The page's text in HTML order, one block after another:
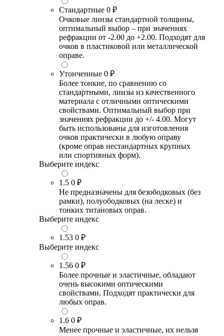
Стандартные 0 ₽
Очковые линзы стандартной толщины,
оптимальный выбор – при значениях
рефракции от -2.00 до +2.00. Подходят для
очков в пластиковой или металлической
оправе.
Утонченные 0 ₽
Более тонкие, по сравнению со
стандартными, линзы из качественного
материала с отличными оптическими
свойствами. Оптимальный выбор при
значениях рефракции до +/- 4.00. Могут
быть использованы для изготовления
очков практически в любую оправу
(кроме оправ нестандартных крупных
или спортивных форм).
Выберите индекс
1.5 0 ₽
Не предназначены для безободковых (без
рамки), полуободковых (на леске) и
тонких титановых оправ.
Выберите индекс
1.53 0 ₽
Выберите индекс
1.56 0 ₽
Более прочные и эластичные, обладают
очень высокими оптическими
свойствами. Подходят практически для
любых оправ.
1.6 0 ₽
Менее прочные и эластичные, их нельзя